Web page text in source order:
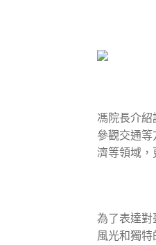
馮院長介
參觀交通
濟等領域，
為了表達對
風光和獨